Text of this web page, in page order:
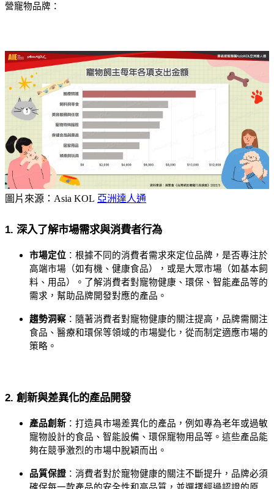
營寵物品牌：
圖片來源：Asia KOL 亞洲達人通
1. 深入了解市場需求與消費者行為
市場定位 ：根據不同的消費者需求來定位品牌，是否專注於
高端市場（如有機、健康食品），或是大眾市場（如基本飼
料、用品）。了解消費者對寵物健康、環保、智能產品等的
需求，幫助品牌開發對應的產品。
趨勢洞察 ：隨著消費者對寵物健康的關注提高，品牌需關注
食品、醫療和環保等領域的市場變化，從而制定適應市場的
策略。
2. 創新與差異化的產品開發
產品創新 ：打造具市場差異化的產品，例如專為老年或過敏
寵物設計的食品、智能設備、環保寵物用品等。這些產品能
夠在競爭激烈的市場中脫穎而出。
品質保證 ：消費者對於寵物健康的關注不斷提升，品牌必須